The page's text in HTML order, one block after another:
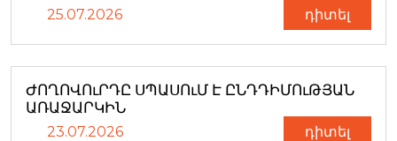
25.07.2026 դիտել
ԺՈՂՈՎՈւՐԴԸ ՍՊԱՍՈւՄ Է ԸՆԴԴԻՄՈւԹՅԱՆ
ԱՌԱՋԱՐԿԻՆ
23.07.2026 դիտել